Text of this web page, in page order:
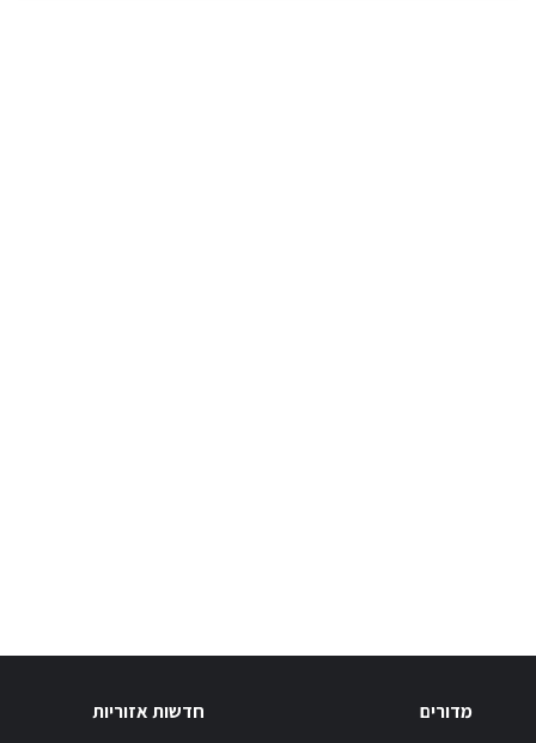
מדורים חדשות אזוריות